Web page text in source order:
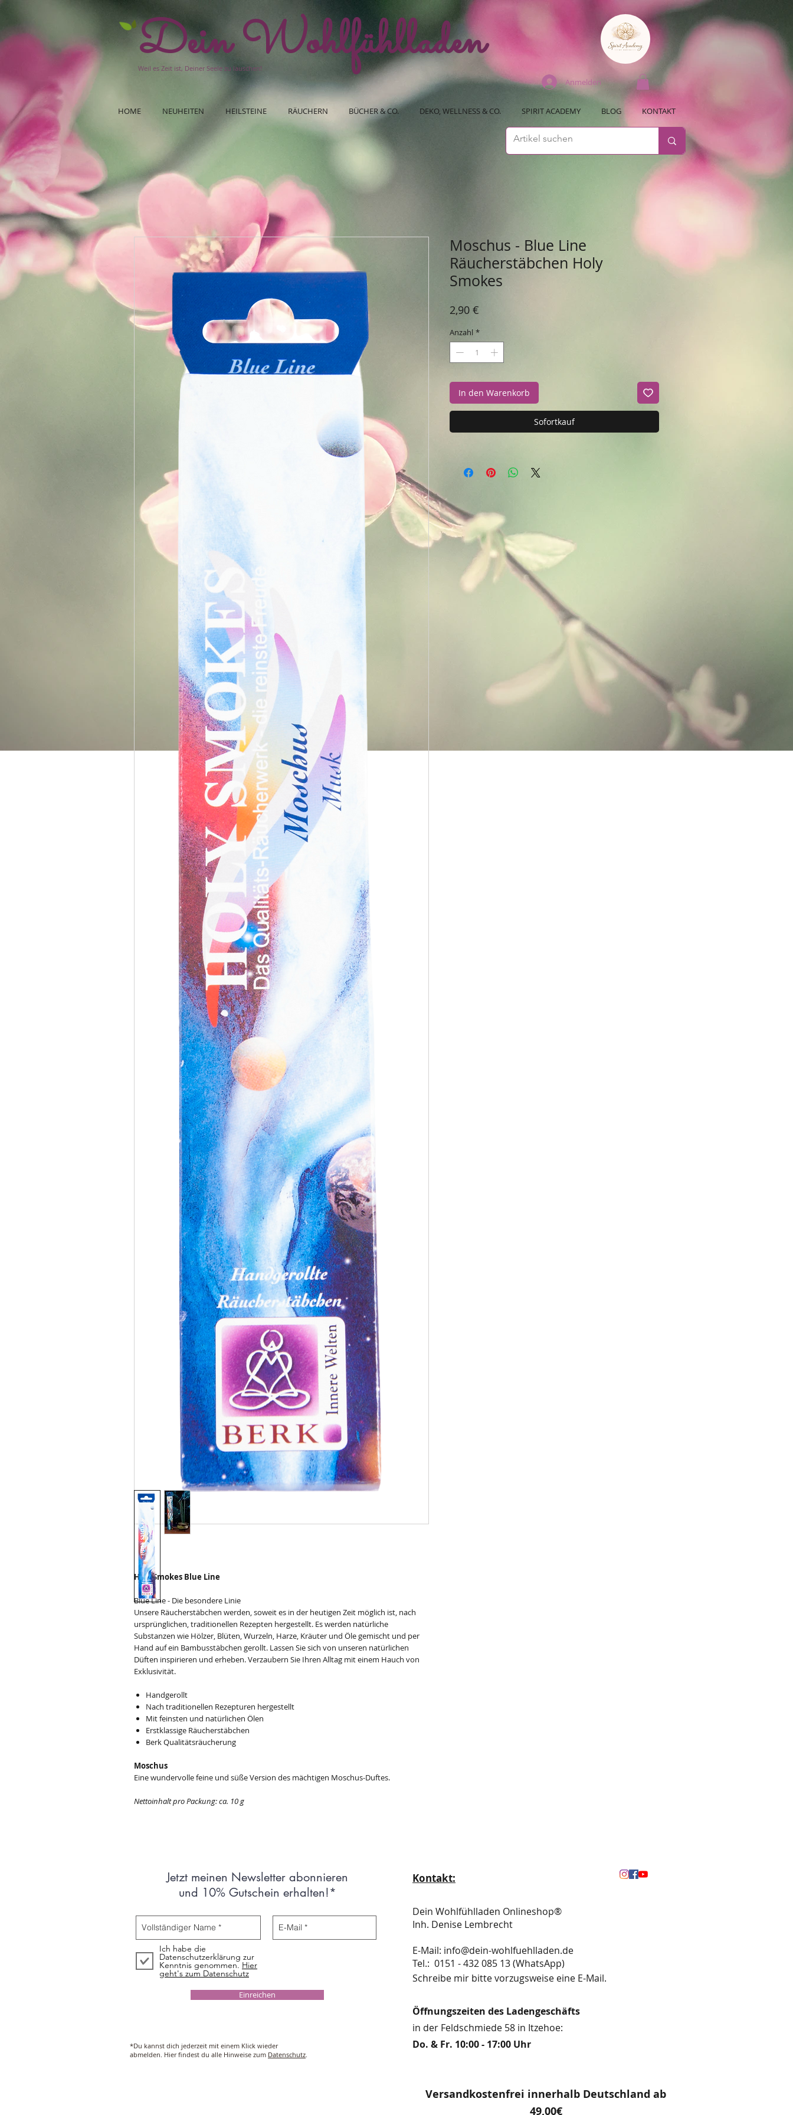
Dein Wohlfühlladen
Weil es Zeit ist, Deiner Seele zu lauschen!
Anmelden
HOME NEUHEITEN HEILSTEINE RÄUCHERN BÜCHER & CO. DEKO, WELLNESS & CO. SPIRIT ACADEMY BLOG KONTAKT
Holy Smokes Blue Line
Blue Line - Die besondere Linie
Unsere Räucherstäbchen werden, soweit es in der heutigen Zeit möglich ist, nach
ursprünglichen, traditionellen Rezepten hergestellt. Es werden natürliche
Substanzen wie Hölzer, Blüten, Wurzeln, Harze, Kräuter und Öle gemischt und per
Hand auf ein Bambusstäbchen gerollt. Lassen Sie sich von unseren natürlichen
Düften inspirieren und erheben. Verzaubern Sie Ihren Alltag mit einem Hauch von
Exklusivität.
Handgerollt
Nach traditionellen Rezepturen hergestellt
Mit feinsten und natürlichen Ölen
Erstklassige Räucherstäbchen
Berk Qualitätsräucherung
Moschus
Eine wundervolle feine und süße Version des mächtigen Moschus-Duftes.
Nettoinhalt pro Packung: ca. 10 g
Moschus - Blue Line
Räucherstäbchen Holy
Smokes
2,90 €
Anzahl *
In den Warenkorb
Sofortkauf
Jetzt meinen Newsletter abonnieren
und 10% Gutschein erhalten!*
Ich habe die
Datenschutzerklärung zur
Kenntnis genommen. Hier
geht's zum Datenschutz
Einreichen
*Du kannst dich jederzeit mit einem Klick wieder
abmelden. Hier findest du alle Hinweise zum Datenschutz.
Kontakt:
Dein Wohlfühlladen Onlineshop®
Inh. Denise Lembrecht
E-Mail: info@dein-wohlfuehlladen.de
​​​​​​​​​​​​​​​​​​​​Tel.: 0151 - 432 085 13 (WhatsApp)
Schreibe mir bitte vorzugsweise eine E-Mail.
Öffnungszeiten des Ladengeschäfts
in der Feldschmiede 58 in Itzehoe:
Do. & Fr. 10:00 - 17:00 Uhr
Versandkostenfrei innerhalb Deutschland ab
49,00€